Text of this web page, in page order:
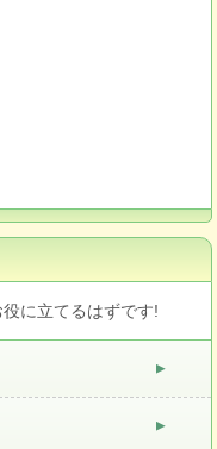
に立てるはずです!